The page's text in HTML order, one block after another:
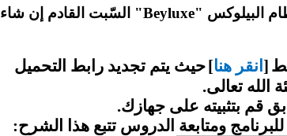
على الغرفة الصّوتية " نِبْرَاس الحَقّ" على نظام البيلوكس "Beyluxe" السّبت القادم إن شاء
[ انقر هنا]حيث يتم تجديد رابط التحميل
الله تعالى.
قم بتثبيته على جهازك.
ومتابعة الدروس تتبع هذا الشرح: